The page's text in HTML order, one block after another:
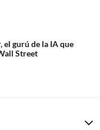
el gurú de la IA que
Street